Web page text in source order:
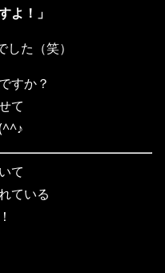
よ！」
た（笑）
すか？
て
て
ている